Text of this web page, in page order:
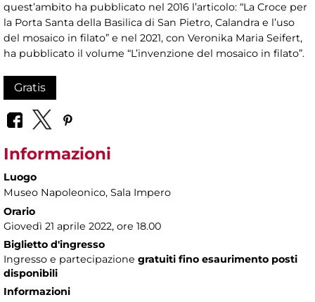
quest’ambito ha pubblicato nel 2016 l’articolo: “La Croce per
la Porta Santa della Basilica di San Pietro, Calandra e l’uso
del mosaico in filato” e nel 2021, con Veronika Maria Seifert,
ha pubblicato il volume “L’invenzione del mosaico in filato”.
Gratis
Informazioni
Luogo
Museo Napoleonico, Sala Impero
Orario
Giovedì 21 aprile 2022, ore 18.00
Biglietto d'ingresso
Ingresso e partecipazione gratuiti fino esaurimento posti
disponibili
Informazioni